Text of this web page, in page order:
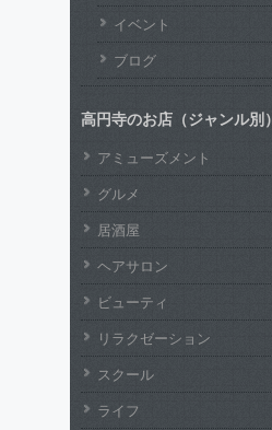
イベント
ブログ
高円寺のお店（ジャンル別）
アミューズメント
グルメ
居酒屋
ヘアサロン
ビューティ
リラクゼーション
スクール
ライフ